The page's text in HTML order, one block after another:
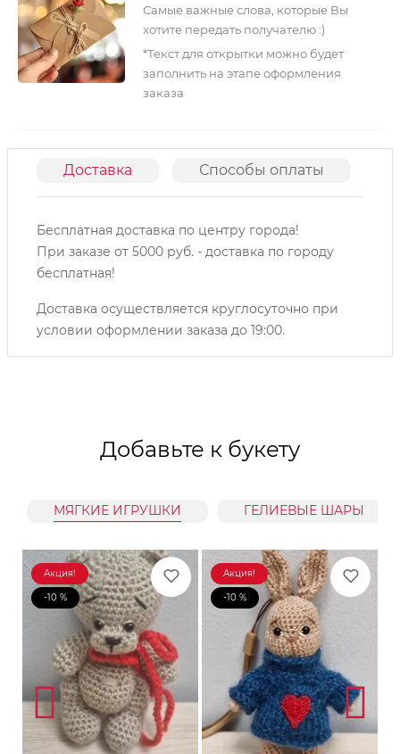
Самые важные слова, которые Вы
хотите передать получателю :)
*Текст для открытки можно будет
заполнить на этапе оформления
заказа
Доставка Способы оплаты
Бесплатная доставка по центру города!
При заказе от 5000 руб. - доставка по городу
бесплатная!
Доставка осуществляется круглосуточно при
условии оформлении заказа до 19:00.
Добавьте к букету
МЯГКИЕ ИГРУШКИ ГЕЛИЕВЫЕ ШАРЫ
Акция!
-10 %
Акция!
-10 %